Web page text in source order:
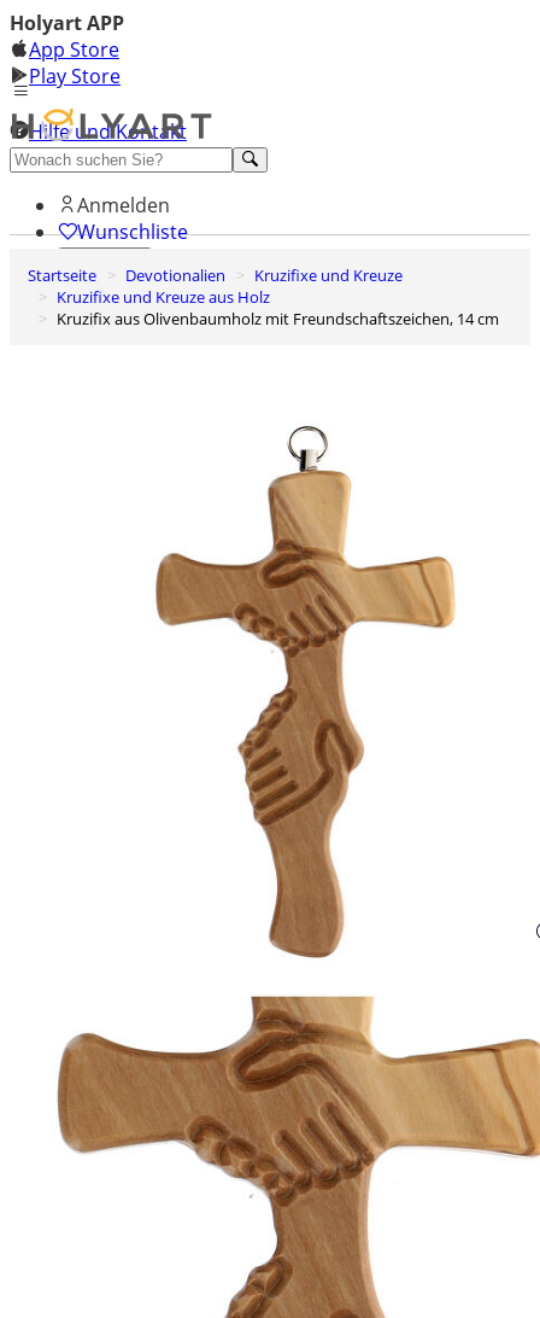
Holyart APP
App Store
Play Store
Hilfe und Kontakt
Entdecken Sie Premium
Anmelden
Wunschliste
0
Warenkorb
Startseite Devotionalien
Kruzifixe und Kreuze
Kruzifixe und Kreuze aus Holz
Kruzifix aus Olivenbaumholz mit Freundschaftszeichen, 14 cm